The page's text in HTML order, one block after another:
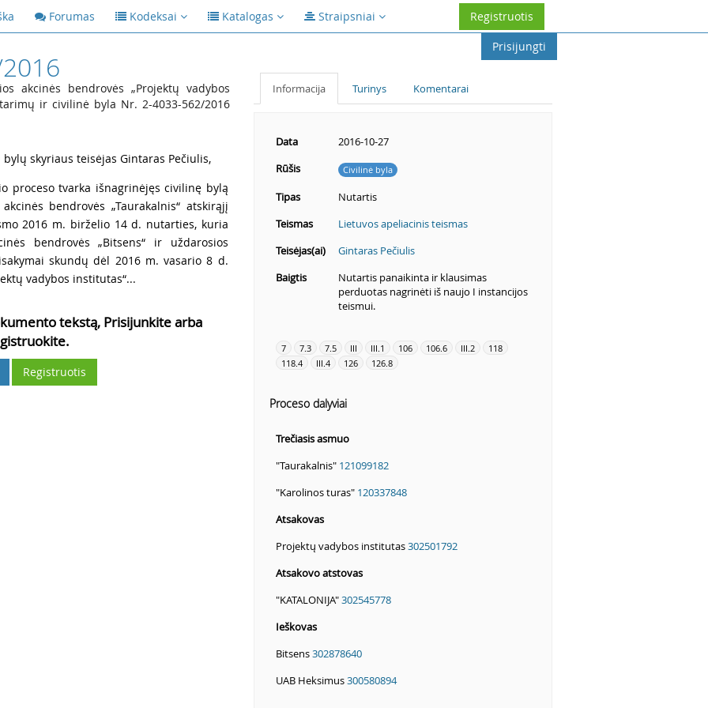
Forumas Kodeksai Katalogas Straipsniai
Registruotis
Prisijungti
akcinės bendrovės „Projektų vadybos
ir civilinė byla Nr. 2-4033-562/2016
skyriaus teisėjas Gintaras Pečiulis,
proceso tvarka išnagrinėjęs civilinę bylą
bendrovės „Taurakalnis“ atskirąjį
2016 m. birželio 14 d. nutarties, kuria
bendrovės „Bitsens“ ir uždarosios
skundų dėl 2016 m. vasario 8 d.
vadybos institutas“...
tekstą, Prisijunkite arba
Registruotis
Informacija Turinys Komentarai
Data
2016-10-27
Rūšis
Civilinė byla
Tipas
Nutartis
Teismas
Lietuvos apeliacinis teismas
Teisėjas(ai)
Gintaras Pečiulis
Baigtis
Nutartis panaikinta ir klausimas
perduotas nagrinėti iš naujo I instancijos
teismui.
7 7.3 7.5 III III.1 106 106.6 III.2
118
118.4
III.4 126 126.8
Proceso dalyviai
Trečiasis asmuo
"Taurakalnis" 121099182
"Karolinos turas" 120337848
Atsakovas
Projektų vadybos institutas302501792
Atsakovo atstovas
"KATALONIJA"302545778
Ieškovas
Bitsens302878640
UAB Heksimus300580894